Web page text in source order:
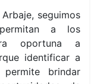
seguimos
a los
oportuna a
identificar a
brindar